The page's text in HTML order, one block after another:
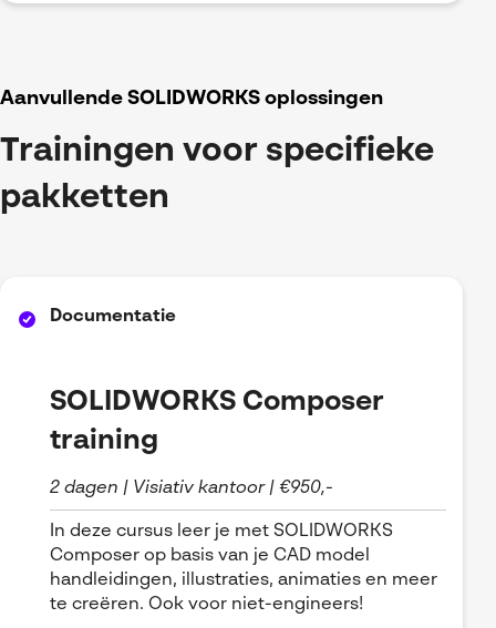
Aanvullende SOLIDWORKS oplossingen
Trainingen voor specifieke
pakketten
Documentatie
SOLIDWORKS Composer
training
2 dagen | Visiativ kantoor | €950,-
In deze cursus leer je met SOLIDWORKS
Composer op basis van je CAD model
handleidingen, illustraties, animaties en meer
te creëren. Ook voor niet-engineers!